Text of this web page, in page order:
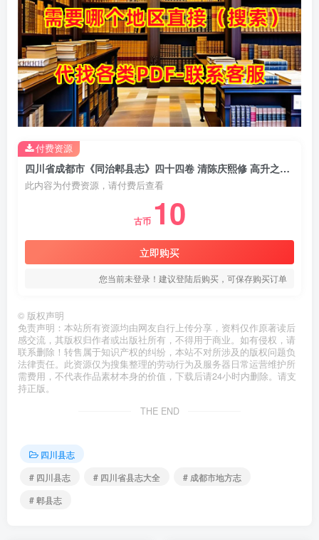
四川省成都市《同治郫县志》四十四卷 清陈庆熙修 高升之纂PDF电子版地方志下载
此内容为付费资源，请付费后查看
古币 10
立即购买
您当前未登录！建议登陆后购买，可保存购买订单
付费资源
© 版权声明
免责声明：本站所有资源均由网友自行上传分享，资料仅作原著读后
感交流，其版权归作者或出版社所有，不得用于商业。如有侵权，请
联系删除！转售属于知识产权的纠纷，本站不对所涉及的版权问题负
法律责任。此资源仅为搜集整理的劳动行为及服务器日常运营维护所
需费用，不代表作品素材本身的价值，下载后请24小时内删除。请支
持正版。
THE END
四川县志
# 四川县志
# 四川省县志大全
# 成都市地方志
# 郫县志